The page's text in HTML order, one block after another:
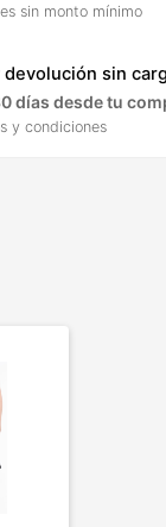
sin monto mínimo
devolución sin
días desde tu
y condiciones